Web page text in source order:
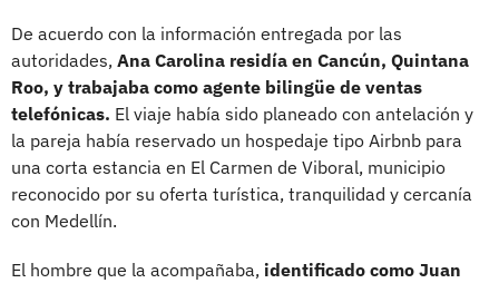
De acuerdo con la información entregada por las
autoridades, Ana Carolina residía en Cancún, Quintana
Roo, y trabajaba como agente bilingüe de ventas
telefónicas. El viaje había sido planeado con antelación y
la pareja había reservado un hospedaje tipo Airbnb para
una corta estancia en El Carmen de Viboral, municipio
reconocido por su oferta turística, tranquilidad y cercanía
con Medellín.
El hombre que la acompañaba, identificado como Juan